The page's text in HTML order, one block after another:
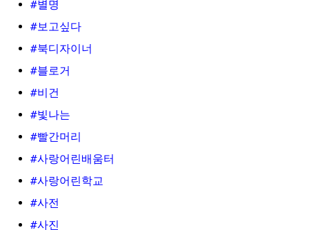
#별명
#보고싶다
#북디자이너
#블로거
#비건
#빛나는
#빨간머리
#사랑어린배움터
#사랑어린학교
#사전
#사진